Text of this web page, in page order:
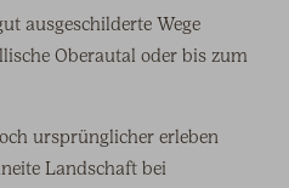
ausgeschilderte Wege
Oberautal oder bis zum
ursprünglicher erleben
Landschaft bei